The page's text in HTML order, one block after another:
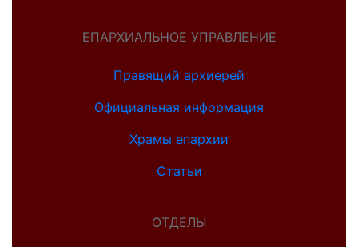
ЕПАРХИАЛЬНОЕ УПРАВЛЕНИЕ
Правящий архиерей
Официальная информация
Храмы епархии
Статьи
ОТДЕЛЫ